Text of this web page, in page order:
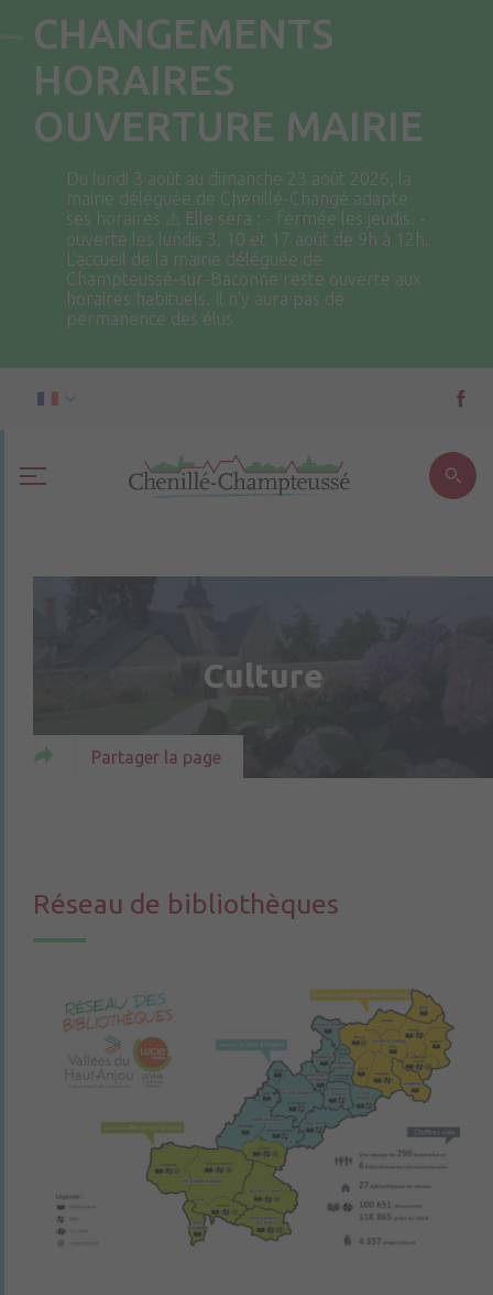
CHANGEMENTS
HORAIRES
OUVERTURE MAIRIE
Du lundi 3 août au dimanche 23 août 2026, la
mairie déléguée de Chenillé-Changé adapte
ses horaires ⚠ Elle sera : - fermée les jeudis. -
ouverte les lundis 3, 10 et 17 août de 9h à 12h.
L'accueil de la mairie déléguée de
Champteussé-sur-Baconne reste ouverte aux
horaires habituels. Il n'y aura pas de
permanence des élus
Culture
Partager la page
Réseau de bibliothèques